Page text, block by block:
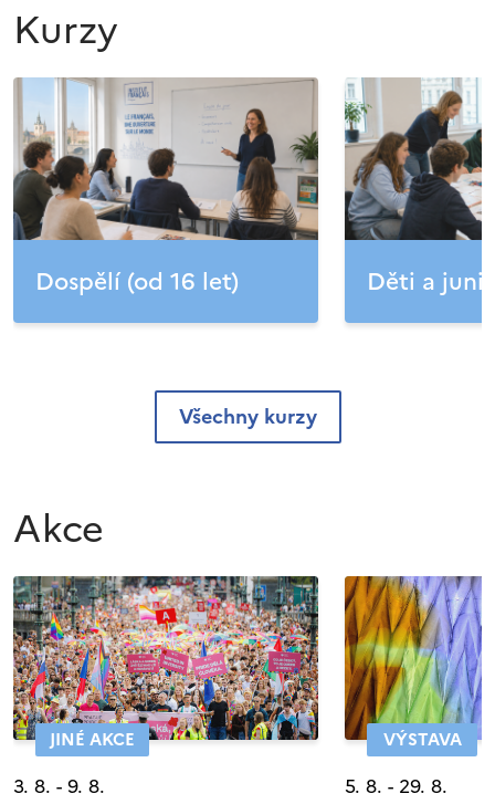
Kurzy
Dospělí (od 16 let) Děti a
Všechny kurzy
Akce
JINÉ AKCE
3. 8. - 9. 8.
VÝSTAVA
5. 8. - 29. 8.